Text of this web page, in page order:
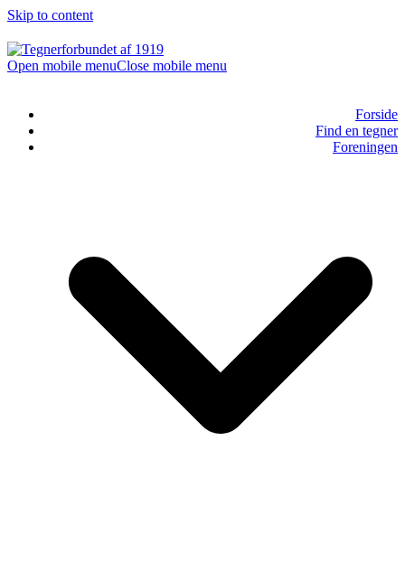
Skip to content
Open mobile menuClose mobile menu
Forside
Find en tegner
Foreningen